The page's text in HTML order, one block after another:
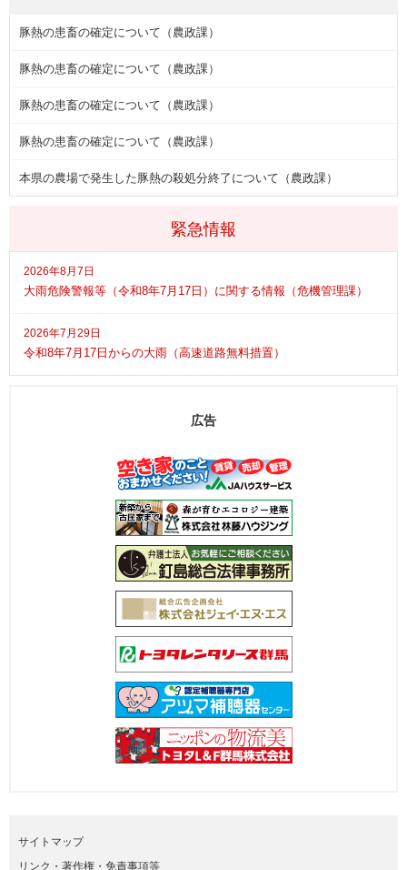
緊急情報
2026年8月7日
大雨危険警報等（令和8年7月17日）に関する情報（危機管理課）
2026年7月29日
令和8年7月17日からの大雨（高速道路無料措置）
豚熱の患畜の確定について（農政課）
豚熱の患畜の確定について（農政課）
豚熱の患畜の確定について（農政課）
豚熱の患畜の確定について（農政課）
本県の農場で発生した豚熱の殺処分終了について（農政課）
広告
サイトマップ
リンク・著作権・免責事項等